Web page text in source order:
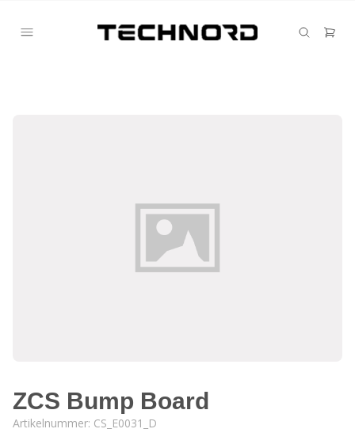
ZCS Bump Board
Artikelnummer: CS_E0031_D